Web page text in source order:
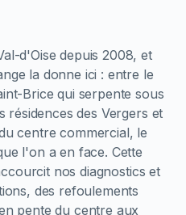
d'Oise depuis 2008, et
la donne ici : entre le
Brice qui serpente sous
résidences des Vergers et
centre commercial, le
l'on a en face. Cette
nos diagnostics et
des refoulements
pente du centre aux